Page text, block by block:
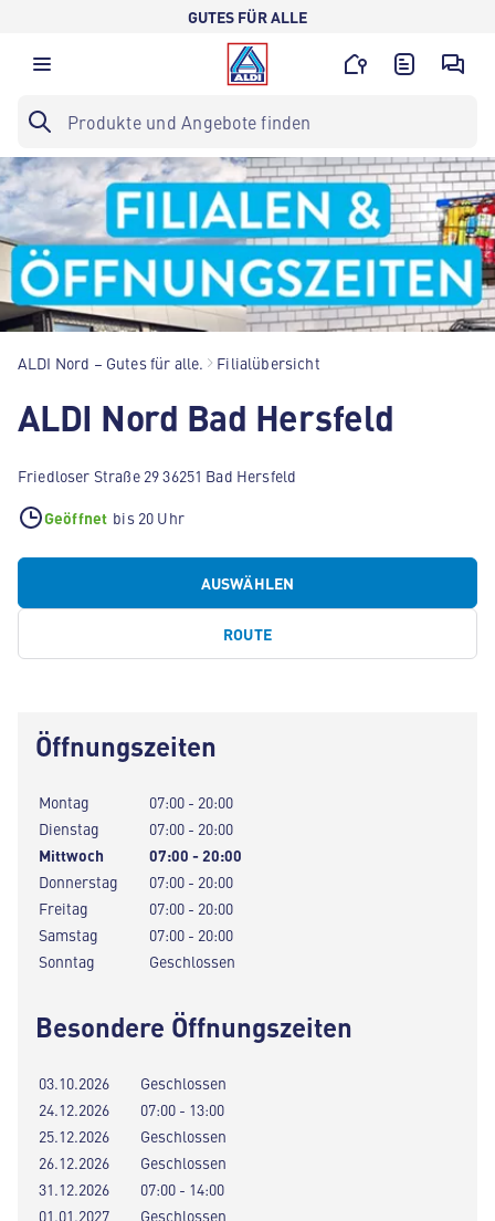
GUTES FÜR ALLE
ALDI Nord – Gutes für alle. Filialübersicht
ALDI Nord Bad Hersfeld
Friedloser Straße 29 36251 Bad Hersfeld
Geöffnet bis 20 Uhr
AUSWÄHLEN
ROUTE
Öffnungszeiten
Montag
07:00 - 20:00
Dienstag
07:00 - 20:00
Mittwoch
07:00 - 20:00
Donnerstag
07:00 - 20:00
Freitag
07:00 - 20:00
Samstag
07:00 - 20:00
Sonntag
Geschlossen
Besondere Öffnungszeiten
03.10.2026
Geschlossen
24.12.2026
07:00 - 13:00
25.12.2026
Geschlossen
26.12.2026
Geschlossen
31.12.2026
07:00 - 14:00
01.01.2027
Geschlossen